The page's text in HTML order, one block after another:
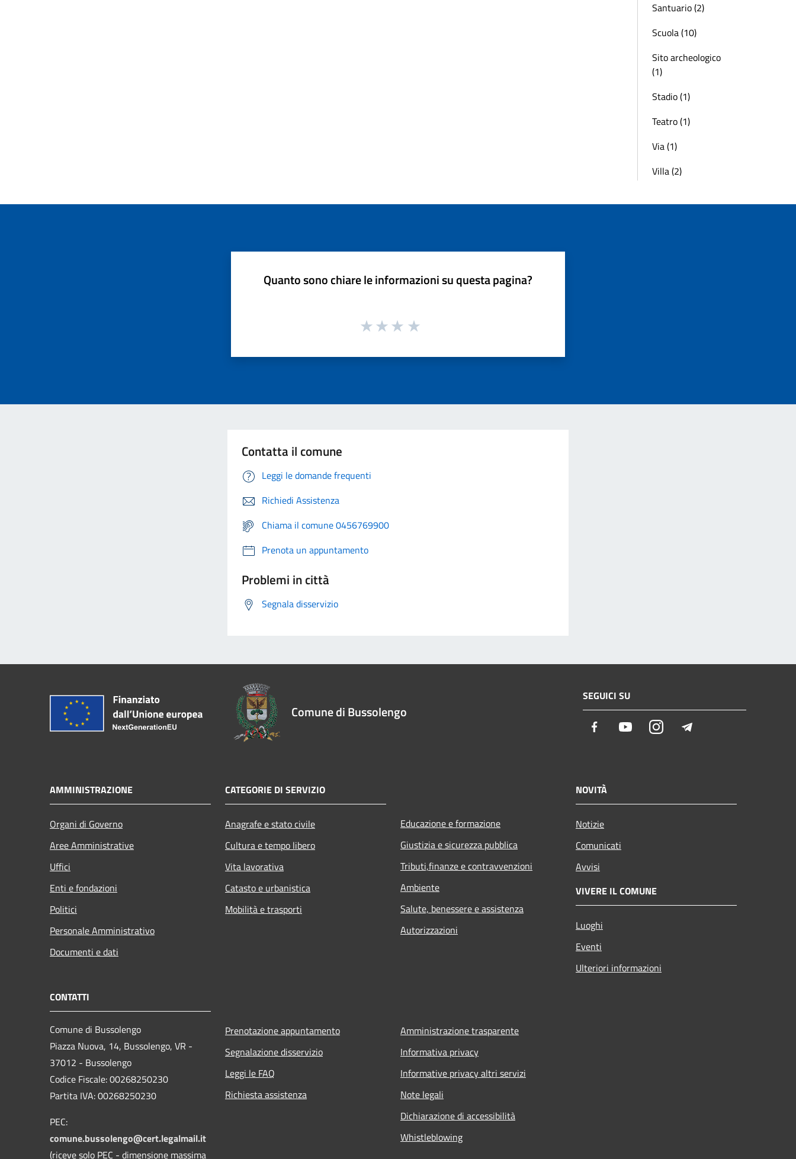
Santuario (2)
Scuola (10)
Sito archeologico
(1)
Stadio (1)
Teatro (1)
Via (1)
Villa (2)
Quanto sono chiare le informazioni su questa pagina?
Contatta il comune
Leggi le domande frequenti
Richiedi Assistenza
Chiama il comune 0456769900
Prenota un appuntamento
Problemi in città
Segnala disservizio
Comune di Bussolengo
SEGUICI SU
Facebook YoutubeInstagram
AMMINISTRAZIONE
Organi di Governo
Aree Amministrative
Uffici
Enti e fondazioni
Politici
Personale Amministrativo
Documenti e dati
CATEGORIE DI SERVIZIO
Anagrafe e stato civile
Cultura e tempo libero
Vita lavorativa
Catasto e urbanistica
Mobilità e trasporti
Educazione e formazione
Giustizia e sicurezza pubblica
Tributi,finanze e contravvenzioni
Ambiente
Salute, benessere e assistenza
Autorizzazioni
NOVITÀ
Notizie
Comunicati
Avvisi
VIVERE IL COMUNE
Luoghi
Eventi
Ulteriori informazioni
CONTATTI
Comune di Bussolengo
Piazza Nuova, 14, Bussolengo, VR -
37012 - Bussolengo
Codice Fiscale: 00268250230
Partita IVA: 00268250230
PEC:
comune.bussolengo@cert.legalmail.it
(riceve solo PEC - dimensione massima
Prenotazione appuntamento
Segnalazione disservizio
Leggi le FAQ
Richiesta assistenza
Amministrazione trasparente
Informativa privacy
Informative privacy altri servizi
Note legali
Dichiarazione di accessibilità
Whistleblowing